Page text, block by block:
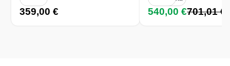
359,00 € 540,00 €701,01 €